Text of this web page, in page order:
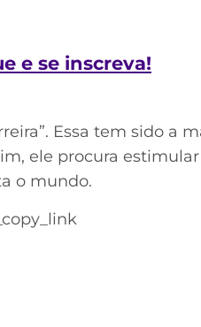
e se inscreva!
Essa tem sido a
ele procura
o mundo.